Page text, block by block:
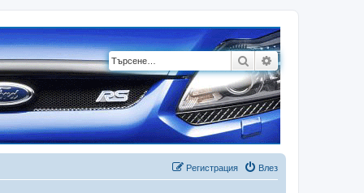
ТърсенеРазширено
Влез
Регистрация